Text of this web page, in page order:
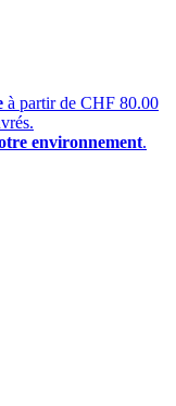
à partir de CHF 80.00
environnement.